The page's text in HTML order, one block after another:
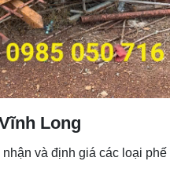
Long
và định giá các loại phế